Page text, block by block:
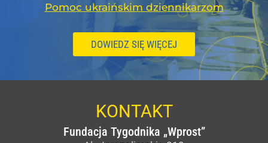
Pomoc ukraińskim dziennikarzom
DOWIEDZ SIĘ WIĘCEJ
KONTAKT
Fundacja Tygodnika „Wprost”